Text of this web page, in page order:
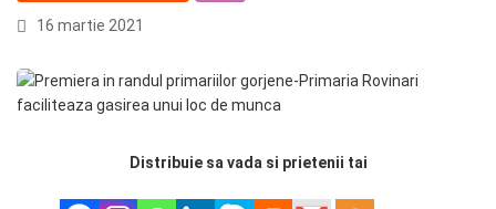
16 martie 2021
Distribuie sa vada si prietenii tai